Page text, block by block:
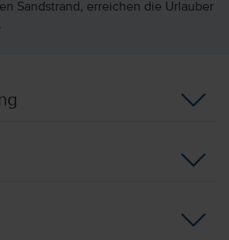
Sandstrand, erreichen die Urlauber